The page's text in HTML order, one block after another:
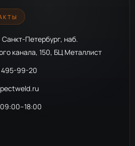
Петербург, наб.
канала, 150, БЦ Металлист
495-99-20